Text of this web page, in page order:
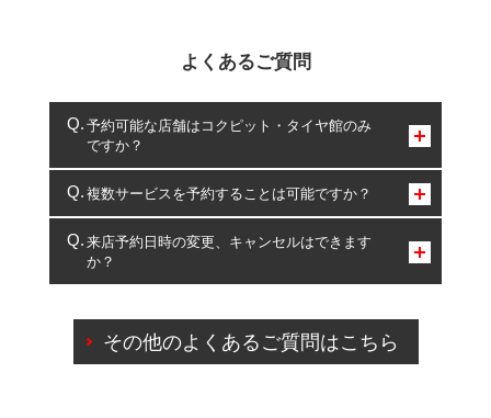
よくあるご質問
予約可能な店舗はコクピット・タイヤ館のみ
ですか？
コクピット・タイヤ館のみとなります。
複数サービスを予約することは可能ですか？
複数サービスのご予約は可能です。
一部の商品・サービスの組み合わせに限り、同時にご予約が
出来ないものもございます。
来店予約日時の変更、キャンセルはできます
か？
ご来店予約日の3営業日前を過ぎている場合のご予約
の日時変更につきましては、直接ご予約の店舗まで
その他のよくあるご質問はこちら